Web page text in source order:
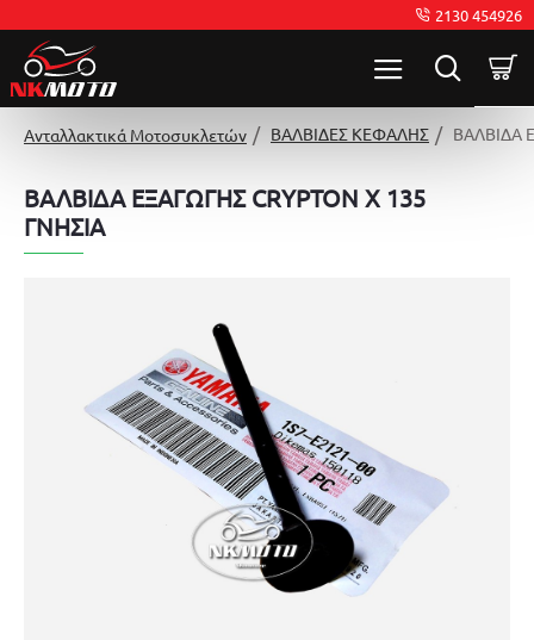
2130 454926
Ανταλλακτικά Μοτοσυκλετών ΒΑΛΒΙΔΕΣ ΚΕΦΑΛΗΣ ΒΑΛΒΙΔΑ
ΒΑΛΒΙΔΑ ΕΞΑΓΩΓΗΣ CRYPTON X 135
ΓΝΗΣΙΑ